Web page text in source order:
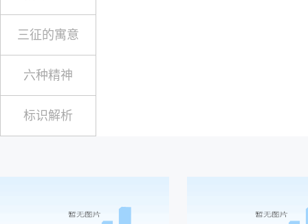
三征的寓意
六种精神
标识解析